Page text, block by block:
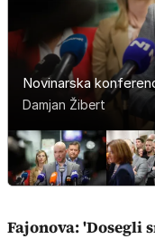
Novinarska
Damjan Žibert
Novinarska
Damjan Žibert
Novinarska
Damjan Žibert
Fajonova: 'Dosegli